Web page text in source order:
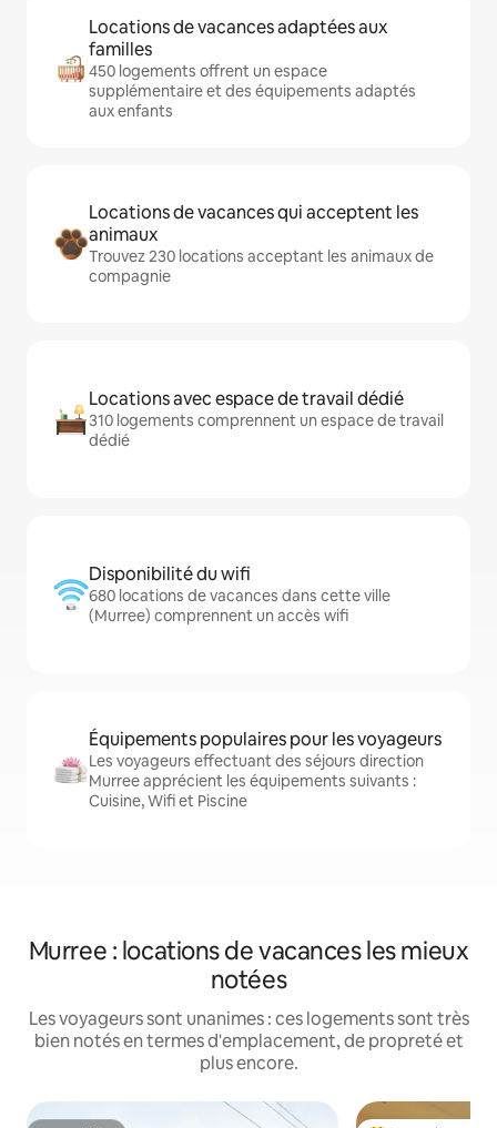
Locations de vacances adaptées aux
familles
450 logements offrent un espace
supplémentaire et des équipements adaptés
aux enfants
Locations de vacances qui acceptent les
animaux
Trouvez 230 locations acceptant les animaux de
compagnie
Locations avec espace de travail dédié
310 logements comprennent un espace de travail
dédié
Disponibilité du wifi
680 locations de vacances dans cette ville
(Murree) comprennent un accès wifi
Équipements populaires pour les voyageurs
Les voyageurs effectuant des séjours direction
Murree apprécient les équipements suivants :
Cuisine, Wifi et Piscine
Murree : locations de vacances les mieux
notées
Les voyageurs sont unanimes : ces logements sont très
bien notés en termes d'emplacement, de propreté et
plus encore.